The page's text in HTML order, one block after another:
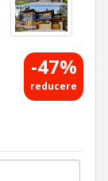
-47%
reducere